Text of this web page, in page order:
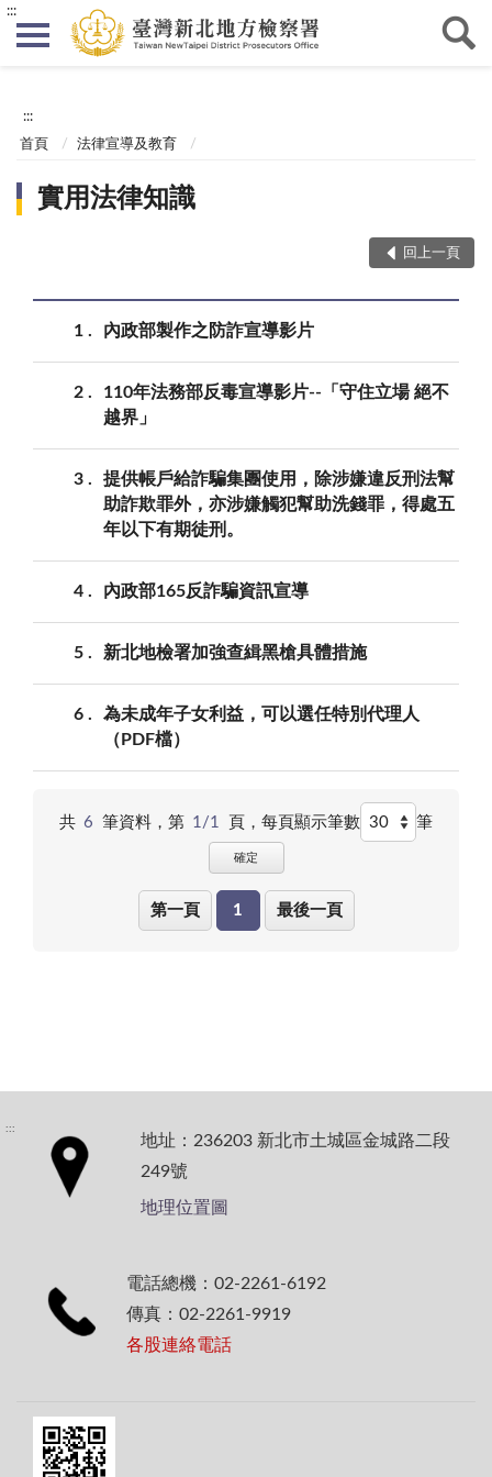
:::
:::
首頁 法律宣導及教育
實用法律知識
回上一頁
1 內政部製作之防詐宣導影片
2
110年法務部反毒宣導影片--「守住立場 絕不
越界」
3
提供帳戶給詐騙集團使用，除涉嫌違反刑法幫
助詐欺罪外，亦涉嫌觸犯幫助洗錢罪，得處五
年以下有期徒刑。
4 內政部165反詐騙資訊宣導
5 新北地檢署加強查緝黑槍具體措施
6
為未成年子女利益，可以選任特別代理人
（PDF檔）
共 6 筆資料，第 1/1 頁， 每頁顯示筆數 筆
確定
第一頁 1 最後一頁
:::
地址：236203 新北市土城區金城路二段
249號
地理位置圖
電話總機：02-2261-6192
傳真：02-2261-9919
各股連絡電話